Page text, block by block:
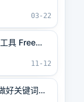
03-22
具 Free
11-12
好关键词的